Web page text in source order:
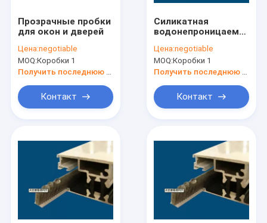
Прозрачные пробки
для окон и дверей
Цена:negotiable
MOQ:Коробки 1
Контакт
Силикатная
водонепроницаемая
для дверей
Цена:negotiable
MOQ:Коробки 1
Контакт